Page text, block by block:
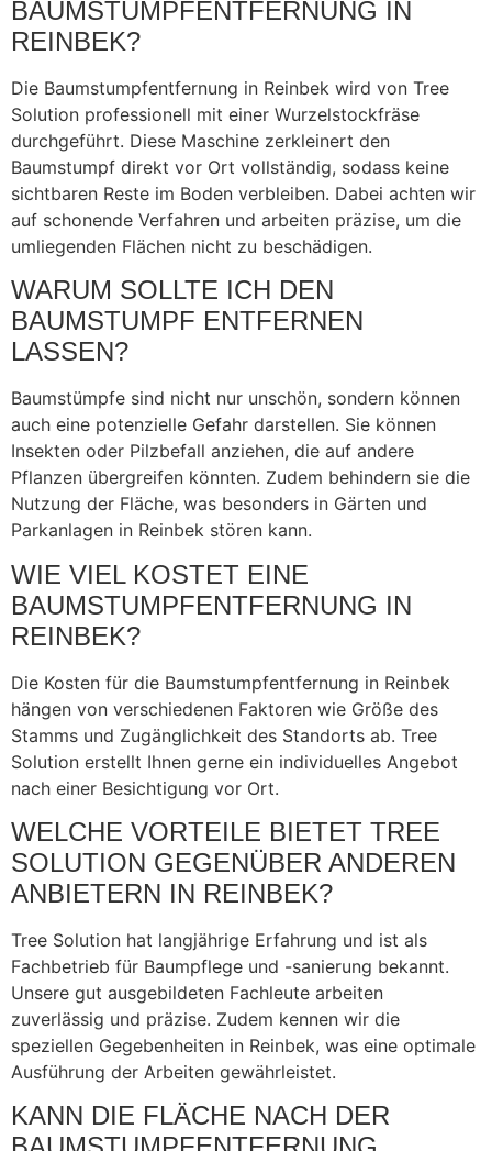
BAUMSTUMPFENTFERNUNG IN
REINBEK?
Die Baumstumpfentfernung in Reinbek wird von Tree
Solution professionell mit einer Wurzelstockfräse
durchgeführt. Diese Maschine zerkleinert den
Baumstumpf direkt vor Ort vollständig, sodass keine
sichtbaren Reste im Boden verbleiben. Dabei achten wir
auf schonende Verfahren und arbeiten präzise, um die
umliegenden Flächen nicht zu beschädigen.
WARUM SOLLTE ICH DEN
BAUMSTUMPF ENTFERNEN
LASSEN?
Baumstümpfe sind nicht nur unschön, sondern können
auch eine potenzielle Gefahr darstellen. Sie können
Insekten oder Pilzbefall anziehen, die auf andere
Pflanzen übergreifen könnten. Zudem behindern sie die
Nutzung der Fläche, was besonders in Gärten und
Parkanlagen in Reinbek stören kann.
WIE VIEL KOSTET EINE
BAUMSTUMPFENTFERNUNG IN
REINBEK?
Die Kosten für die Baumstumpfentfernung in Reinbek
hängen von verschiedenen Faktoren wie Größe des
Stamms und Zugänglichkeit des Standorts ab. Tree
Solution erstellt Ihnen gerne ein individuelles Angebot
nach einer Besichtigung vor Ort.
WELCHE VORTEILE BIETET TREE
SOLUTION GEGENÜBER ANDEREN
ANBIETERN IN REINBEK?
Tree Solution hat langjährige Erfahrung und ist als
Fachbetrieb für Baumpflege und -sanierung bekannt.
Unsere gut ausgebildeten Fachleute arbeiten
zuverlässig und präzise. Zudem kennen wir die
speziellen Gegebenheiten in Reinbek, was eine optimale
Ausführung der Arbeiten gewährleistet.
KANN DIE FLÄCHE NACH DER